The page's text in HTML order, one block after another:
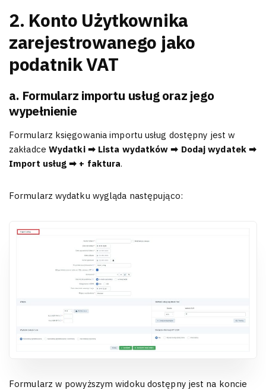
2. Konto Użytkownika
zarejestrowanego jako
podatnik VAT
a. Formularz importu usług oraz jego
wypełnienie
Formularz księgowania importu usług dostępny jest w
zakładce Wydatki ➡ Lista wydatków ➡ Dodaj wydatek ➡
Import usług ➡ + faktura.
Formularz wydatku wygląda następująco:
Formularz w powyższym widoku dostępny jest na koncie